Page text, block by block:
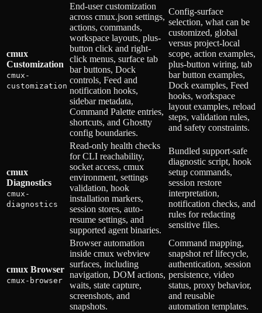
cmux
Customization
cmux-
customization
End-user customization
across cmux.json settings,
actions, commands,
workspace layouts, plus-
button click and right-
click menus, surface tab
bar buttons, Dock
controls, Feed and
notification hooks,
sidebar metadata,
Command Palette entries,
shortcuts, and Ghostty
config boundaries.
Config-surface
selection, what can be
customized, global
versus project-local
scope, action examples,
plus-button wiring, tab
bar button examples,
Dock examples, Feed
hooks, workspace
layout examples, reload
steps, validation rules,
and safety constraints.
cmux
Diagnostics
cmux-
diagnostics
Read-only health checks
for CLI reachability,
socket access, cmux
environment, settings
validation, hook
installation markers,
session stores, auto-
resume settings, and
supported agent binaries.
Bundled support-safe
diagnostic script, hook
setup commands,
session restore
interpretation,
notification checks, and
rules for redacting
sensitive files.
cmux Browser
cmux-browser
Browser automation
inside cmux webview
surfaces, including
navigation, DOM actions,
waits, state capture,
screenshots, and
snapshots.
Command mapping,
snapshot ref lifecycle,
authentication, session
persistence, video
status, proxy behavior,
and reusable
automation templates.